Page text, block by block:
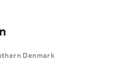
Denmark